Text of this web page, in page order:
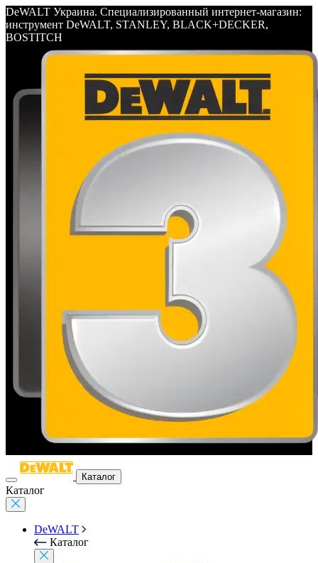
DeWALT Украина. Специализированный интернет-магазин:
инструмент DeWALT, STANLEY, BLACK+DECKER,
BOSTITCH
Каталог
Каталог
DeWALT
Каталог